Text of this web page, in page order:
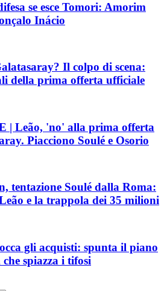
se esce Tomori: Amorim
Inácio
Il colpo di scena:
della prima offerta ufficiale
| Leão, 'no' alla prima offerta
Piacciono Soulé e Osorio
tentazione Soulé dalla Roma:
e la trappola dei 35 milioni
gli acquisti: spunta il piano
spiazza i tifosi